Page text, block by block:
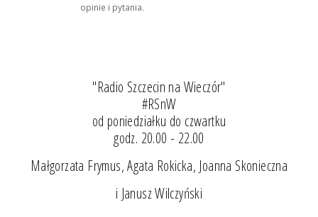
opinie i pytania.
"Radio Szczecin na Wieczór"
#RSnW
od poniedziałku do czwartku
godz. 20.00 - 22.00
Małgorzata Frymus, Agata Rokicka, Joanna Skonieczna
i Janusz Wilczyński